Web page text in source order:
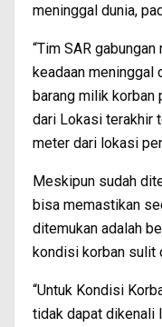
meninggal dunia,
“Tim SAR
keadaan meninggal
barang milik korban
dari Lokasi terakhir
meter dari lokasi
Meskipun sudah
bisa memastikan
ditemukan adalah
kondisi korban sulit
“Untuk Kondisi
tidak dapat dikenali